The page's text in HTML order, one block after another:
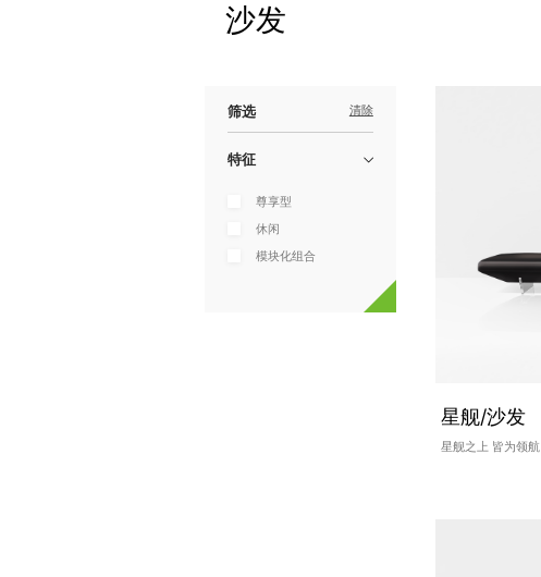
沙发
筛选 清除
特征
尊享型
休闲
模块化组合
星舰/沙发
星舰之上 皆为领航